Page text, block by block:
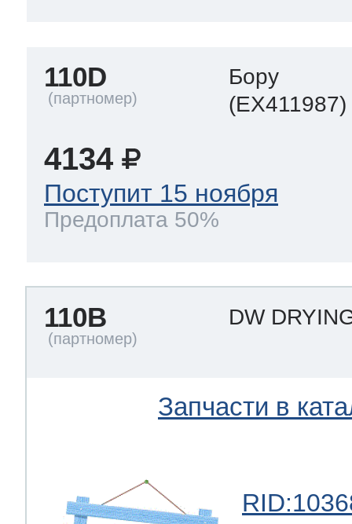
110D
Бору
(EX411987)
4134
Поступит 15 ноября
Предоплата 50%
110B DW
Запчасти в